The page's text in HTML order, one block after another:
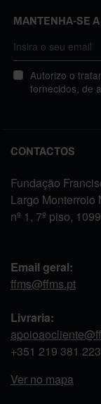
MANTENHA-SE A
Autorizo o
fornecidos, de
CONTACTOS
Fundação
Largo Monterroio
nº 1, 7º piso,
Email geral:
ffms@ffms.pt
Livraria:
+351 219 381 223
Ver no mapa